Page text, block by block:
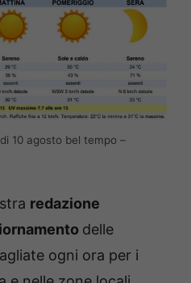
10 agosto bel tempo –
redazione
delle
ogni ora per i